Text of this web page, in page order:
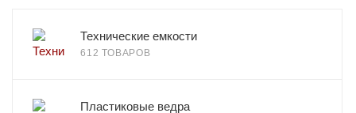
Технические емкости
612 ТОВАРОВ
Пластиковые ведра